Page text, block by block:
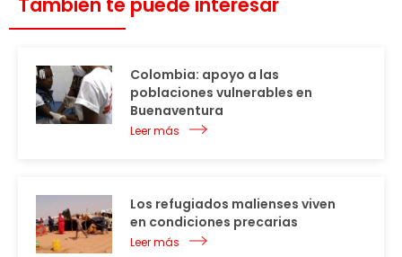
Colombia: apoyo a las
poblaciones vulnerables en
Buenaventura
Leer más
Los refugiados malienses viven
en condiciones precarias
Leer más